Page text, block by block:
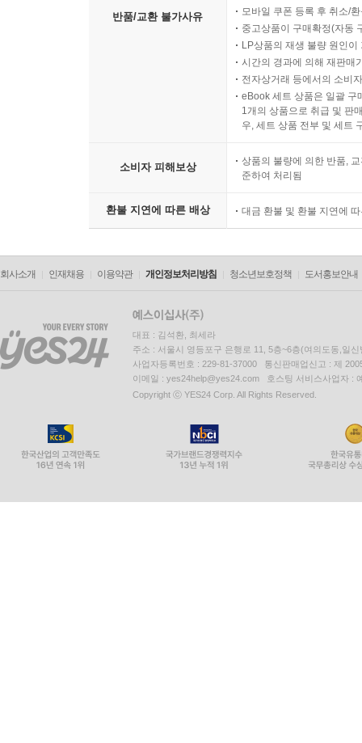
반품/교환 불가사유
모바일 쿠폰 등록 후 취소/
중고상품이 구매확정(자동
LP상품의 재생 불량 원인
시간의 경과에 의해 재판매
전자상거래 등에서의 소비
eBook 세트 상품은 일괄 구
1개의 상품으로 취급 및 판
우, 세트 상품 전부 및 세트
소비자 피해보상
상품의 불량에 의한 반품,
준하여 처리됨
환불 지연에 따른 배상 대금 환불 및 환불 지연에
회사소개 인재채용 이용약관 개인정보처리방침 청소년보호정책 도서홍보안내
대표 : 김석환, 최세라
주소 : 서울시 영등포구 은행로 11, 5층~6층(여의도동,일신
사업자등록번호 : 229-81-37000 통신판매업신고 : 제
이메일 : yes24help@yes24.com 호스팅 서비스사업자 :
Copyright ⓒ YES24 Corp. All Rights Reserved.